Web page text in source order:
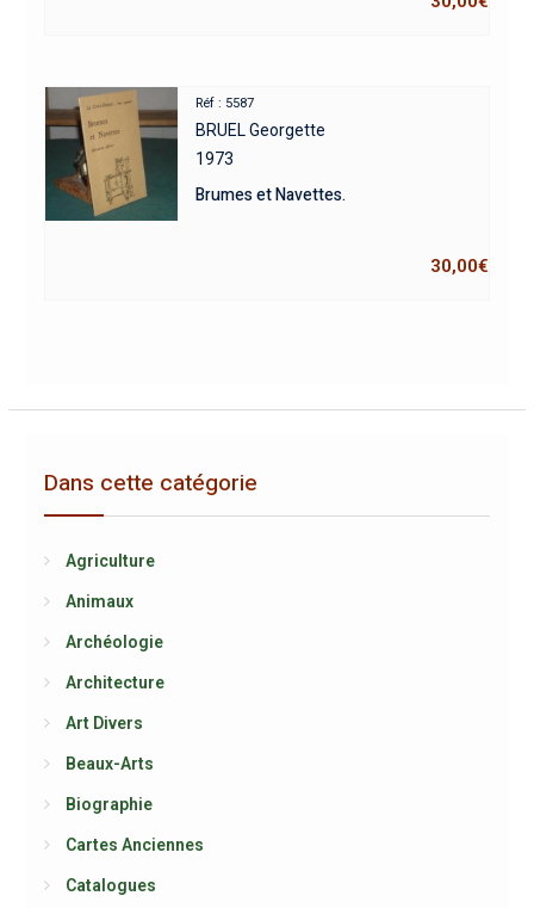
Réf : 5587
BRUEL Georgette
1973
Brumes et Navettes.
30,00€
Dans cette catégorie
Agriculture
Animaux
Archéologie
Architecture
Art Divers
Beaux-Arts
Biographie
Cartes Anciennes
Catalogues